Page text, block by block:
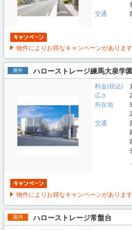
交通
物件によりお得なキャンペーンがありま
屋外 ハローストレージ練馬大泉学
料金(税込)
広さ
所在地
交通
物件によりお得なキャンペーンがありま
屋内 ハローストレージ常盤台